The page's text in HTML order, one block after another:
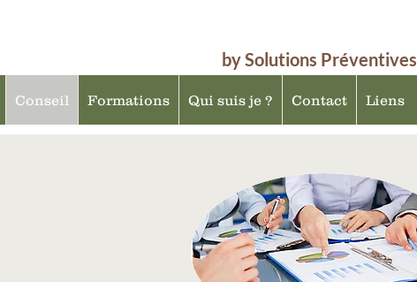
Conseil Formations Qui suis je ? Contact Liens
by Solutions Préventives